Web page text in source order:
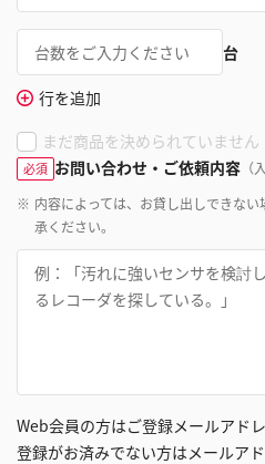
台
行を追加
まだ商品を決められていません
必須 お問い合わせ・ご依頼内容 （
※ 内容によっては、お貸し出しできな
承ください。
Web会員の方はご登録メールアド
登録がお済みでない方はメールア